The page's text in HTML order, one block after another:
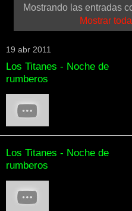
Mostrando las entradas
Mostrar
19 abr 2011
Los Titanes - Noche de
rumberos
Los Titanes - Noche de
rumberos